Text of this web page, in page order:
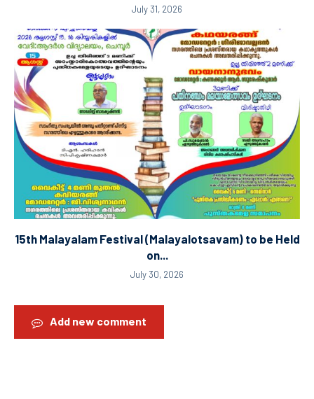
July 31, 2026
15th Malayalam Festival (Malayalotsavam) to be Held
on...
July 30, 2026
Add new comment